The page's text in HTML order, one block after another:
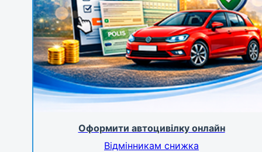
Оформити автоцивілку онлайн
Відмінникам снижка